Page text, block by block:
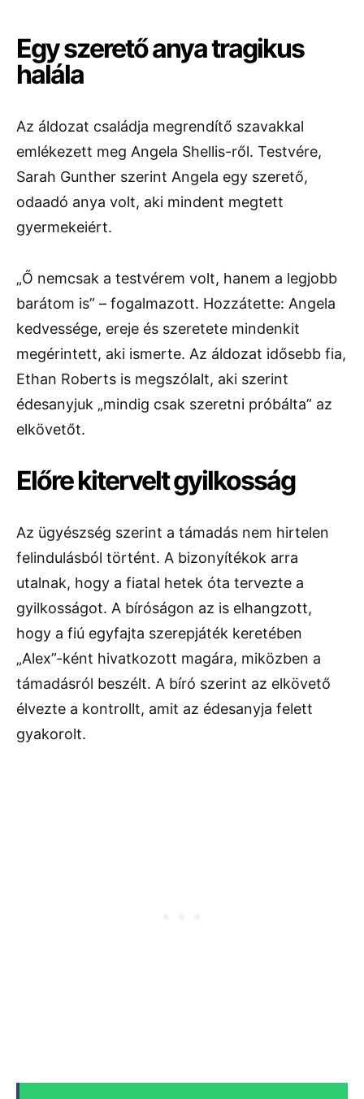
Egy szerető anya tragikus
halála
Az áldozat családja megrendítő szavakkal
emlékezett meg Angela Shellis-ről. Testvére,
Sarah Gunther szerint Angela egy szerető,
odaadó anya volt, aki mindent megtett
gyermekeiért.
„Ő nemcsak a testvérem volt, hanem a legjobb
barátom is” – fogalmazott. Hozzátette: Angela
kedvessége, ereje és szeretete mindenkit
megérintett, aki ismerte. Az áldozat idősebb fia,
Ethan Roberts is megszólalt, aki szerint
édesanyjuk „mindig csak szeretni próbálta” az
elkövetőt.
Előre kitervelt gyilkosság
Az ügyészség szerint a támadás nem hirtelen
felindulásból történt. A bizonyítékok arra
utalnak, hogy a fiatal hetek óta tervezte a
gyilkosságot. A bíróságon az is elhangzott,
hogy a fiú egyfajta szerepjáték keretében
„Alex”-ként hivatkozott magára, miközben a
támadásról beszélt. A bíró szerint az elkövető
élvezte a kontrollt, amit az édesanyja felett
gyakorolt.